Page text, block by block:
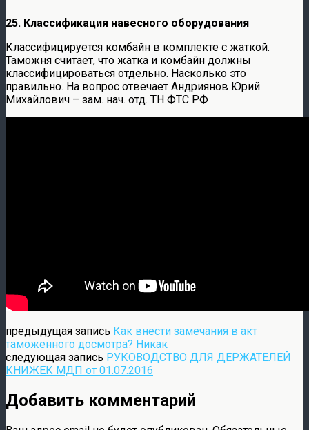
25. Классификация навесного оборудования
Классифицируется комбайн в комплекте с жаткой.
Таможня считает, что жатка и комбайн должны
классифицироваться отдельно. Насколько это
правильно. На вопрос отвечает Андриянов Юрий
Михайлович – зам. нач. отд. ТН ФТС РФ
предыдущая запись Как внести замечания в акт
таможенного досмотра? Никак
следующая запись РУКОВОДСТВО ДЛЯ ДЕРЖАТЕЛЕЙ
КНИЖЕК МДП от 01.07.2016
Добавить комментарий